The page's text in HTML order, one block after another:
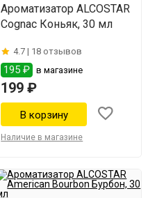
Ароматизатор ALCOSTAR
Cognac Коньяк, 30 мл
4.7 | 18 отзывов
195 ₽ в магазине
199 ₽
Наличие в магазине